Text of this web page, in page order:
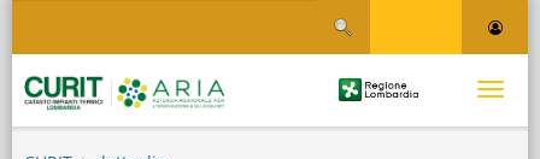
principale
Toggle
Logo
Logo
Regione